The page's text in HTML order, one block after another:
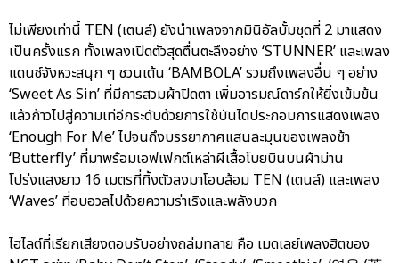
ไม่เพียงเท่านี้ TEN (เตนล์) ยังนำเพลงจากมินิอัลบั้มชุดที่ 2 มาแสดง
เป็นครั้งแรก ทั้งเพลงเปิดตัวสุดตื่นตะลึงอย่าง ‘STUNNER’ และเพลง
แดนซ์จังหวะสนุก ๆ ชวนเต้น ‘BAMBOLA’ รวมถึงเพลงอื่น ๆ อย่าง
‘Sweet As Sin’ ที่มีการสวมผ้าปิดตา เพิ่มอารมณ์ดาร์กให้ยิ่งเข้มข้น
แล้วก้าวไปสู่ความเท่อีกระดับด้วยการใช้บันไดประกอบการแสดงเพลง
‘Enough For Me’ ไปจนถึงบรรยากาศแสนละมุนของเพลงช้า
‘Butterfly’ ที่มาพร้อมเอฟเฟกต์เหล่าผีเสื้อโบยบินบนผ้าม่าน
โปร่งแสงยาว 16 เมตรที่ทิ้งตัวลงมาโอบล้อม TEN (เตนล์) และเพลง
‘Waves’ ที่อบอวลไปด้วยความร่าเริงและพลังบวก
ไฮไลต์ที่เรียกเสียงตอบรับอย่างถล่มทลาย คือ เมดเลย์เพลงฮิตของ